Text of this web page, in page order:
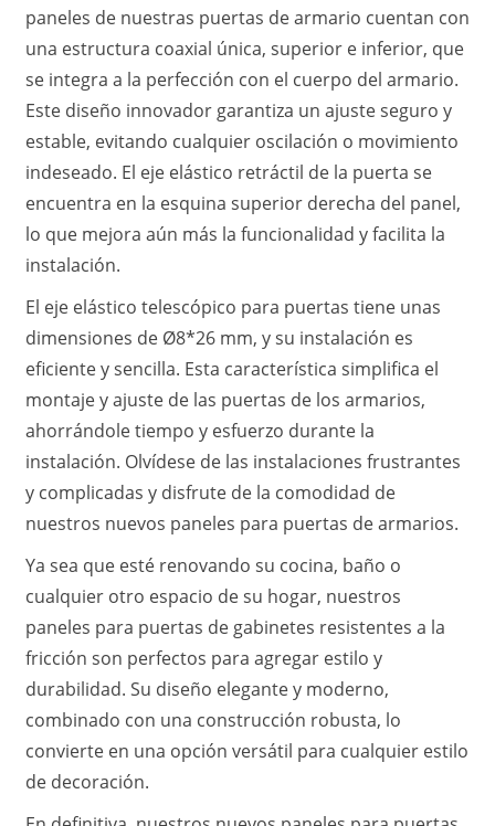
paneles de nuestras puertas de armario cuentan con
una estructura coaxial única, superior e inferior, que
se integra a la perfección con el cuerpo del armario.
Este diseño innovador garantiza un ajuste seguro y
estable, evitando cualquier oscilación o movimiento
indeseado. El eje elástico retráctil de la puerta se
encuentra en la esquina superior derecha del panel,
lo que mejora aún más la funcionalidad y facilita la
instalación.
El eje elástico telescópico para puertas tiene unas
dimensiones de Ø8*26 mm, y su instalación es
eficiente y sencilla. Esta característica simplifica el
montaje y ajuste de las puertas de los armarios,
ahorrándole tiempo y esfuerzo durante la
instalación. Olvídese de las instalaciones frustrantes
y complicadas y disfrute de la comodidad de
nuestros nuevos paneles para puertas de armarios.
Ya sea que esté renovando su cocina, baño o
cualquier otro espacio de su hogar, nuestros
paneles para puertas de gabinetes resistentes a la
fricción son perfectos para agregar estilo y
durabilidad. Su diseño elegante y moderno,
combinado con una construcción robusta, lo
convierte en una opción versátil para cualquier estilo
de decoración.